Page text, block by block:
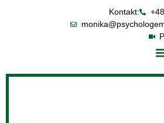
Kontakt: